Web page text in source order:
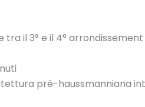
tra il 3° e il 4°
pré-haussmanniana